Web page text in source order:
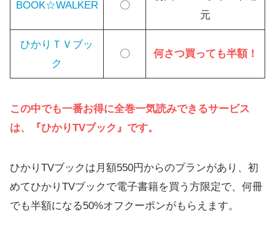
BOOK☆WALKER 〇
元
ひかりＴＶブッ
ク
〇 何さつ買っても半額！
この中でも一番お得に全巻一気読みできるサービス
は、『ひかりTVブック』です。
ひかりTVブックは月額550円からのプランがあり、初
めてひかりTVブックで電子書籍を買う方限定で、何冊
でも半額になる50%オフクーポンがもらえます。